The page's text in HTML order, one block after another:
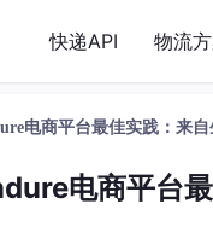
快递API 物流
电商平台最佳实践：来
电商平台